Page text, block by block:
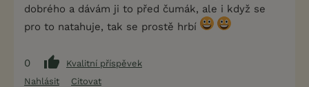
dobrého a dávám ji to před čumák, ale i když se
pro to natahuje, tak se prostě hrbí
0
Kvalitní příspěvek
Nahlásit
Citovat